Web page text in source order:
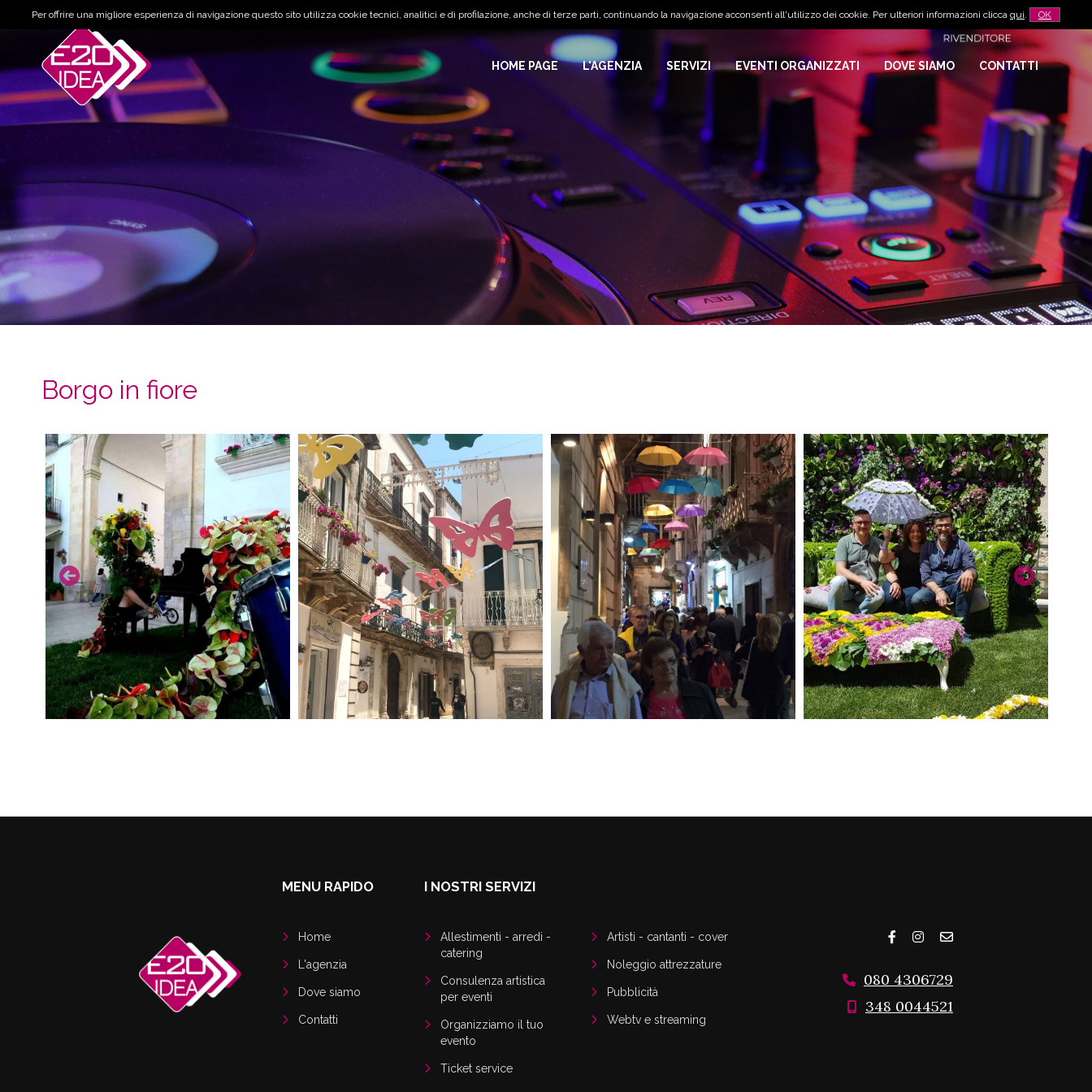
Per offrire una migliore esperienza di navigazione questo sito utilizza cookie tecnici, analitici e di profilazione, anche di terze parti, continuando la navigazione acconsenti all'utilizzo dei cookie. Per ulteriori informazioni clicca qui. OK
HOME PAGE L'AGENZIA SERVIZI EVENTI ORGANIZZATI DOVE SIAMO CONTATTI
Borgo in fiore
MENU RAPIDO
Home
L'agenzia
Dove siamo
Contatti
I NOSTRI SERVIZI
Allestimenti - arredi -
catering
Consulenza artistica
per eventi
Organizziamo il tuo
evento
Ticket service
Artisti - cantanti - cover
Noleggio attrezzature
Pubblicità
Webtv e streaming
080 4306729
348 0044521